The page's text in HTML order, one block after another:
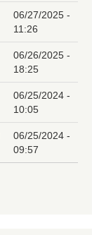
06/27/2025 -
11:26
06/26/2025 -
18:25
06/25/2024 -
10:05
06/25/2024 -
09:57